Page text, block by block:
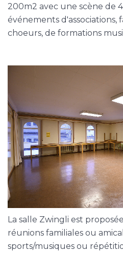
200m2 avec une scène de
événements d'associations,
choeurs, de formations
La salle Zwingli est
réunions familiales ou
sports/musiques ou